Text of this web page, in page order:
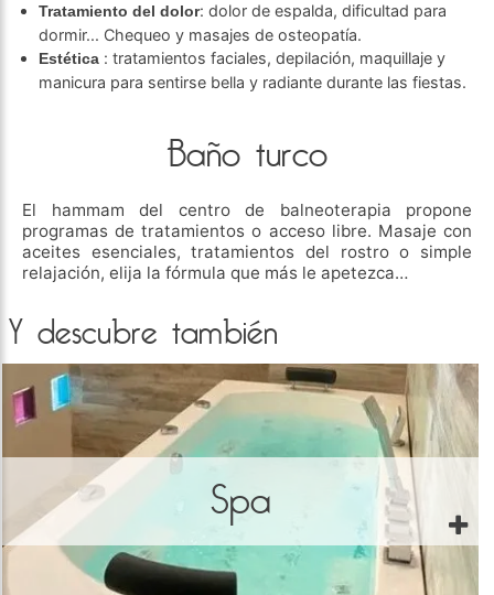
Tratamiento del dolor: dolor de espalda, dificultad para
dormir... Chequeo y masajes de osteopatía.
Estética : tratamientos faciales, depilación, maquillaje y
manicura para sentirse bella y radiante durante las fiestas.
Baño turco
El hammam del centro de balneoterapia propone
programas de tratamientos o acceso libre. Masaje con
aceites esenciales, tratamientos del rostro o simple
relajación, elija la fórmula que más le apetezca…
Y descubre también
Spa